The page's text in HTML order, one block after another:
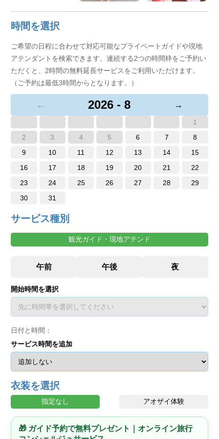
時間を選択
ご希望の日程に合わせて対応可能なプライベートガイドや現地
アテンダントを検索できます。連続する2つの時間枠をご予約い
ただくと、2時間の無料延長サービスをご利用いただけます。
（ご予約は最低3時間からとなります。）
← 2026 - 8 →
1
2
3 4 5 6 7
8
9
10 11 12 13 14
15
16
17 18 19 20 21
22
23
24 25 26 27 28
29
30
31
サービス種別
観光ガイド・現地アテンド
開始時間を選択
日付と時間：
サービス時間を追加
衣装を選択
指定なし アオザイ体験
🎁 ガイド予約で無料プレゼント｜オンライン旅行